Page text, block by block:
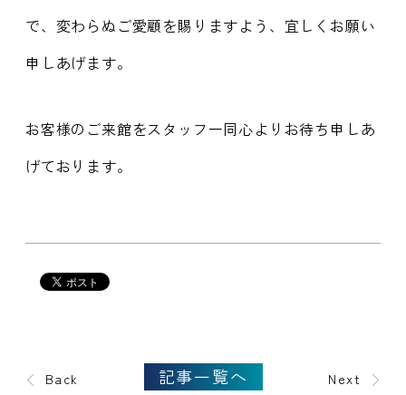
で、変わらぬご愛顧を賜りますよう、宜しくお願い
申しあげます。
お客様のご来館をスタッフ一同心よりお待ち申しあ
げております。
Back Next
記事一覧へ